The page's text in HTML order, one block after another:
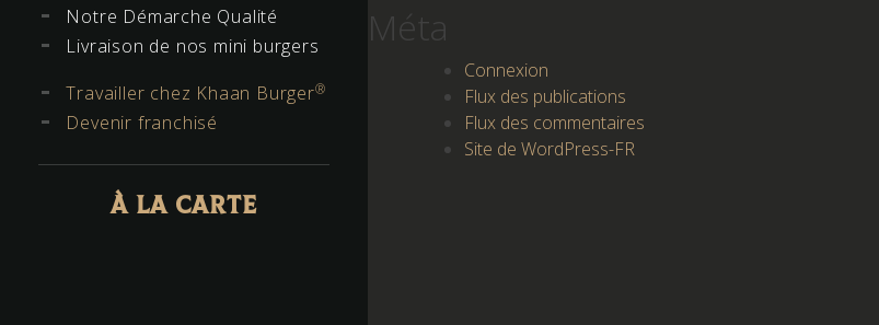
Notre Démarche Qualité
Livraison de nos mini burgers
Travailler chez Khaan Burger®
Devenir franchisé
À LA CARTE
Méta
Connexion
Flux des publications
Flux des commentaires
Site de WordPress-FR